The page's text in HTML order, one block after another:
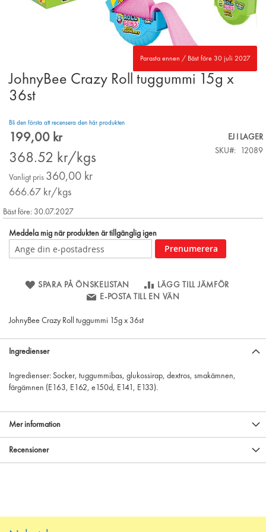
Parasta ennen / Bäst före 30 juli 2027
Skip
to
the
of
the
gallery
JohnyBee Crazy Roll tuggummi 15g x
36st
Bli den första att recensera den här produkten
Special
199,00 kr
368.52 kr/kgs
Vanligt pris 360,00 kr
666.67 kr/kgs
EJ I LAGER
SKU
12089
Bäst före: 30.07.2027
Meddela mig när produkten är tillgänglig igen
Prenumerera
SPARA PÅ ÖNSKELISTAN
LÄGG TILL JÄMFÖR
E-POSTA TILL EN VÄN
JohnyBee Crazy Roll tuggummi 15g x 36st
Ingredienser
Ingredienser: Socker, tuggummibas, glukossirap, dextros, smakämnen,
färgämnen (E163, E162, e150d, E141, E133).
Mer information
Recensioner